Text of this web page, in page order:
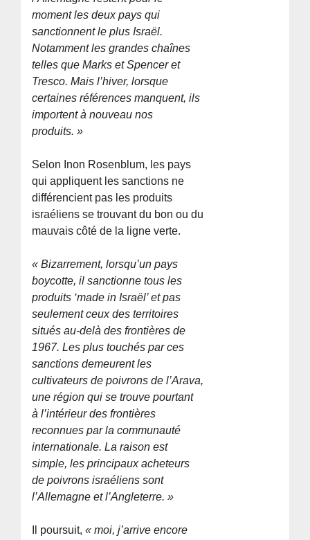
moment les deux pays qui
sanctionnent le plus Israël.
Notamment les grandes chaînes
telles que Marks et Spencer et
Tresco. Mais l’hiver, lorsque
certaines références manquent, ils
importent à nouveau nos
produits. »
Selon Inon Rosenblum, les pays
qui appliquent les sanctions ne
différencient pas les produits
israéliens se trouvant du bon ou du
mauvais côté de la ligne verte.
« Bizarrement, lorsqu’un pays
boycotte, il sanctionne tous les
produits ‘made in Israël’ et pas
seulement ceux des territoires
situés au-delà des frontières de
1967. Les plus touchés par ces
sanctions demeurent les
cultivateurs de poivrons de l’Arava,
une région qui se trouve pourtant
à l’intérieur des frontières
reconnues par la communauté
internationale. La raison est
simple, les principaux acheteurs
de poivrons israéliens sont
l’Allemagne et l’Angleterre. »
Il poursuit,« moi, j’arrive encore